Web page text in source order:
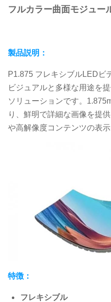
フルカラー曲面モジュー
製品説明：
P1.875 フレキシブルLEDビ
ビジュアルと多様な用途を
ソリューションです。
り、鮮明で詳細な画像を提
や高解像度コンテンツの表示
特徴：
フレキシブル